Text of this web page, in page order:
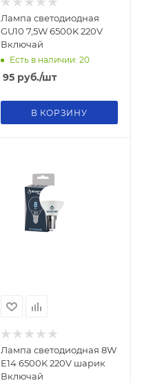
Лампа светодиодная
GU10 7,5W 6500K 220V
Включай
Есть в наличии: 20
95руб./шт
В КОРЗИНУ
Лампа светодиодная 8W
E14 6500K 220V шарик
Включай